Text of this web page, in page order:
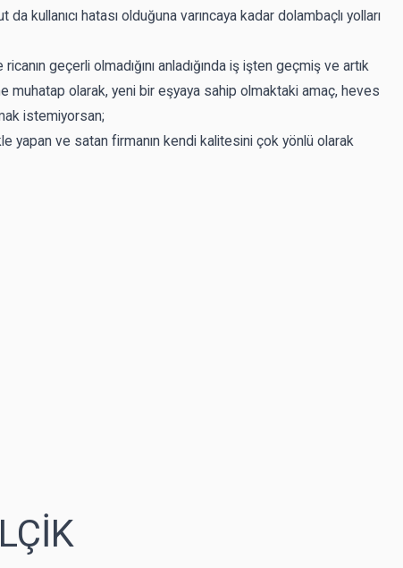
kullanıcı hatası olduğuna varıncaya kadar dolambaçlı yolları
geçerli olmadığını anladığında iş işten geçmiş ve artık
muhatap olarak, yeni bir eşyaya sahip olmaktaki amaç, heves
istemiyorsan;
yapan ve satan firmanın kendi kalitesini çok yönlü olarak